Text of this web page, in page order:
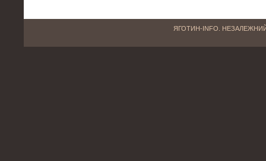
ЯГОТИН-INFO.